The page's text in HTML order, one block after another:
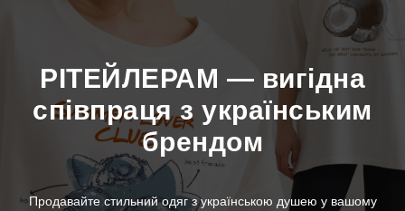
РІТЕЙЛЕРАМ — вигідна
співпраця з українським
брендом
Продавайте стильний одяг з українською душею у вашому